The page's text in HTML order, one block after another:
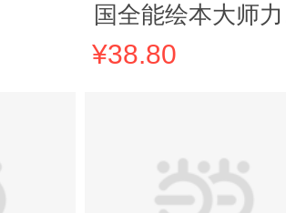
国全能绘本大师
帮助孩子建立内心
¥38.80